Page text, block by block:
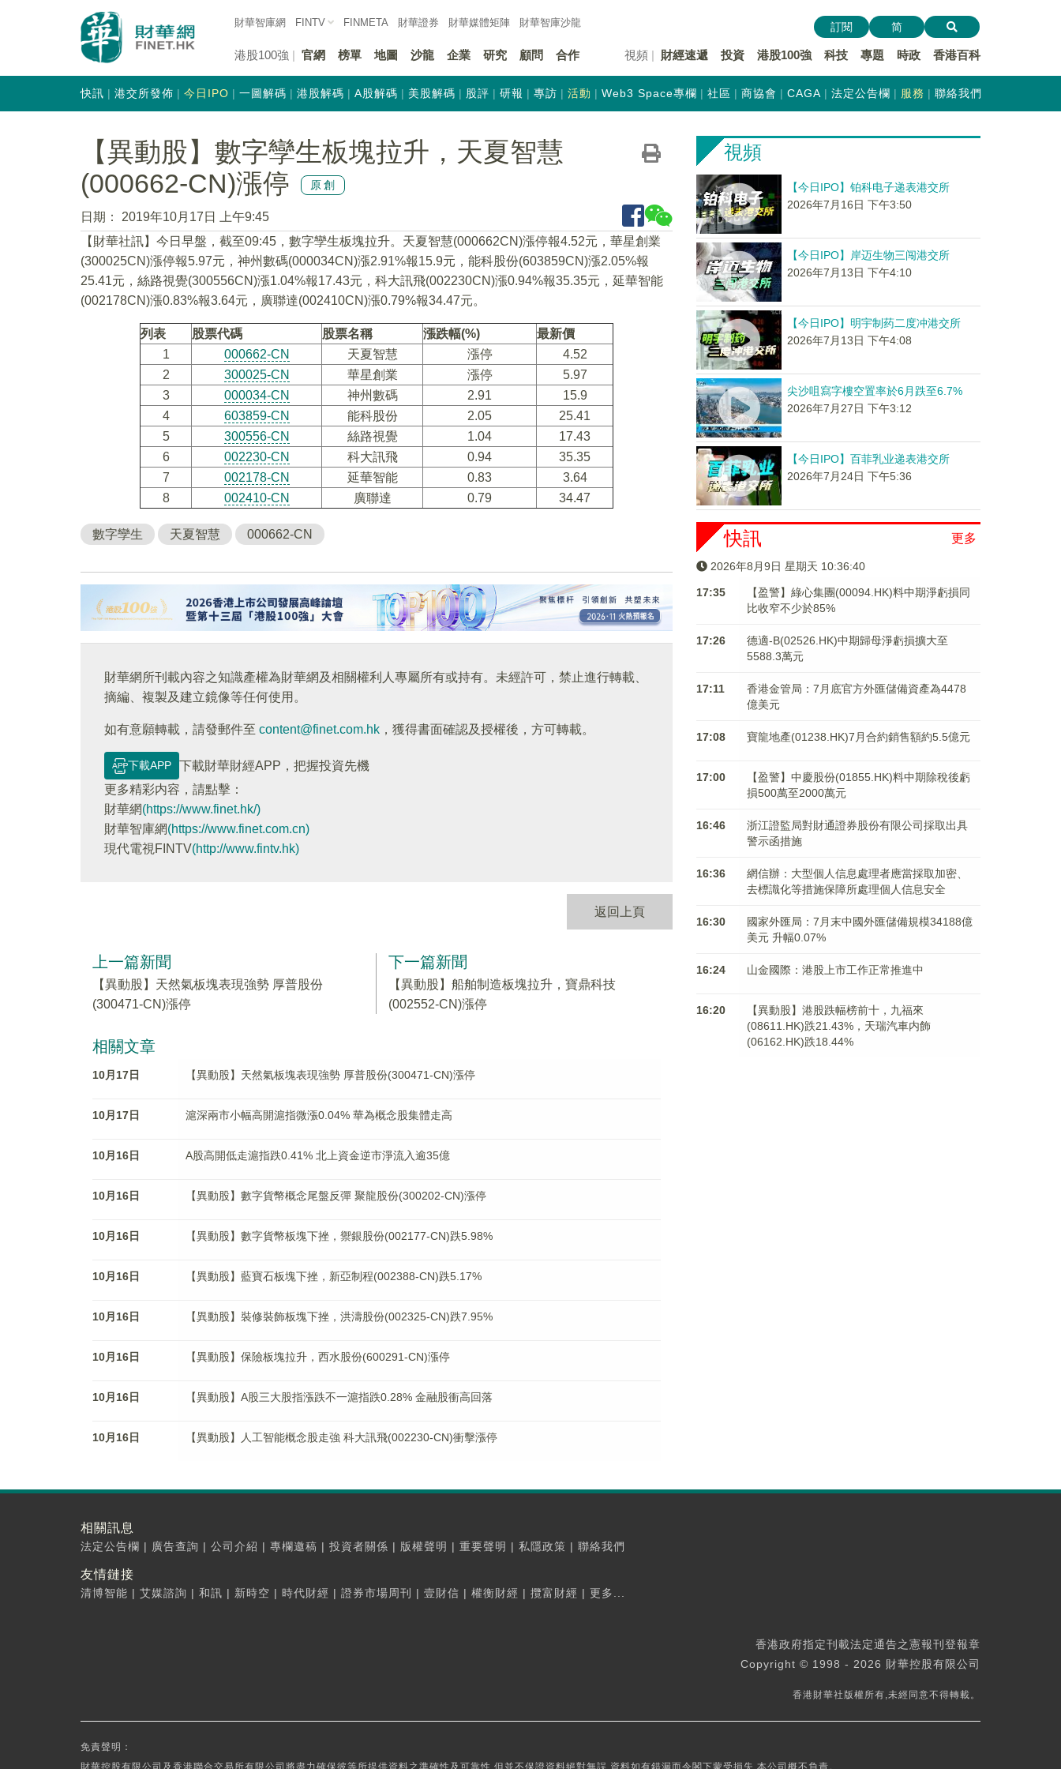
財華智庫網 FINTV FINMETA 財華證券 財華媒體矩陣 財華智庫沙龍
港股100強 官網 榜單 地圖 沙龍 企業 研究 顧問 合作 視頻 財經速遞 投資 港股100強 科技 專題 時政 香港百科
訂閱 简
快訊 港交所發佈 今日IPO 一圖解碼 港股解碼 A股解碼 美股解碼 股評 研報 專訪 活動 Web3 Space專欄 社區 商協會 CAGA 法定公告欄 服務 聯絡我們
【異動股】數字孿生板塊拉升，天夏智慧
(000662-CN)漲停
原創
日期：
2019年10月17日 上午9:45
【財華社訊】今日早盤，截至09:45，數字孿生板塊拉升。天夏智慧(000662CN)漲停報4.52元，華星創業
(300025CN)漲停報5.97元，神州數碼(000034CN)漲2.91%報15.9元，能科股份(603859CN)漲2.05%報
25.41元，絲路視覺(300556CN)漲1.04%報17.43元，科大訊飛(002230CN)漲0.94%報35.35元，延華智能
(002178CN)漲0.83%報3.64元，廣聯達(002410CN)漲0.79%報34.47元。
列表 股票代碼 股票名稱 漲跌幅(%)
最新價
1
000662-CN 天夏智慧 漲停
4.52
2
300025-CN 華星創業 漲停
5.97
3
000034-CN 神州數碼 2.91
15.9
4
603859-CN 能科股份 2.05
25.41
5
300556-CN 絲路視覺 1.04
17.43
6
002230-CN 科大訊飛 0.94
35.35
7
002178-CN 延華智能 0.83
3.64
8
002410-CN 廣聯達 0.79 34.47
數字孿生 天夏智慧 000662-CN
財華網所刊載內容之知識產權為財華網及相關權利人專屬所有或持有。未經許可，禁止進行轉載、
摘編、複製及建立鏡像等任何使用。
如有意願轉載，請發郵件至 content@finet.com.hk ，獲得書面確認及授權後，方可轉載。
下載APP
下載財華財經APP，把握投資先機
更多精彩内容，請點擊：
財華網(https://www.finet.hk/)
財華智庫網(https://www.finet.com.cn)
現代電視FINTV(http://www.fintv.hk)
返回上頁
上一篇新聞
【異動股】天然氣板塊表現強勢 厚普股份
(300471-CN)漲停
下一篇新聞
【異動股】船舶制造板塊拉升，寶鼎科技
(002552-CN)漲停
相關文章
10月17日 【異動股】天然氣板塊表現強勢 厚普股份(300471-CN)漲停
10月17日 滬深兩市小幅高開滬指微漲0.04% 華為概念股集體走高
10月16日 A股高開低走滬指跌0.41% 北上資金逆市淨流入逾35億
10月16日 【異動股】數字貨幣概念尾盤反彈 聚龍股份(300202-CN)漲停
10月16日 【異動股】數字貨幣板塊下挫，禦銀股份(002177-CN)跌5.98%
10月16日 【異動股】藍寶石板塊下挫，新亞制程(002388-CN)跌5.17%
10月16日 【異動股】裝修裝飾板塊下挫，洪濤股份(002325-CN)跌7.95%
10月16日 【異動股】保險板塊拉升，西水股份(600291-CN)漲停
10月16日 【異動股】A股三大股指漲跌不一滬指跌0.28% 金融股衝高回落
10月16日 【異動股】人工智能概念股走強 科大訊飛(002230-CN)衝擊漲停
視頻
【今日IPO】铂科电子递表港交所
2026年7月16日 下午3:50
【今日IPO】岸迈生物三闯港交所
2026年7月13日 下午4:10
【今日IPO】明宇制药二度冲港交所
2026年7月13日 下午4:08
尖沙咀寫字樓空置率於6月跌至6.7%
2026年7月27日 下午3:12
【今日IPO】百菲乳业递表港交所
2026年7月24日 下午5:36
更多
快訊
2026年8月9日 星期天 10:36:41
17:35
【盈警】綠心集團(00094.HK)料中期淨虧損同
比收窄不少於85%
17:26
德適-B(02526.HK)中期歸母淨虧損擴大至
5588.3萬元
17:11
香港金管局：7月底官方外匯儲備資產為4478
億美元
17:08 寶龍地產(01238.HK)7月合約銷售額約5.5億元
17:00
【盈警】中慶股份(01855.HK)料中期除稅後虧
損500萬至2000萬元
16:46
浙江證監局對財通證券股份有限公司採取出具
警示函措施
16:36
網信辦：大型個人信息處理者應當採取加密、
去標識化等措施保障所處理個人信息安全
16:30
國家外匯局：7月末中國外匯儲備規模34188億
美元 升幅0.07%
16:24 山金國際：港股上市工作正常推進中
16:20
【異動股】港股跌幅榜前十，九福來
(08611.HK)跌21.43%，天瑞汽車内飾
(06162.HK)跌18.44%
相關訊息
法定公告欄 | 廣告查詢 | 公司介紹 | 專欄邀稿 | 投資者關係 | 版權聲明 | 重要聲明 | 私隱政策 | 聯絡我們
友情鏈接
清博智能 | 艾媒諮詢 | 和訊 | 新時空 | 時代財經 | 證券市場周刊 | 壹財信 | 權衡財經 | 攬富財經 | 更多...
香港政府指定刊載法定通告之憲報刊登報章
Copyright © 1998 - 2026 財華控股有限公司
香港財華社版權所有,未經同意不得轉載。
免責聲明：